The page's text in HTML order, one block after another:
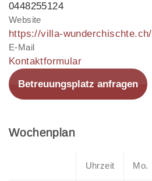
0448255124
Website
https://villa-wunderchischte.ch/
E-Mail
Kontaktformular
Betreuungsplatz anfragen
Wochenplan
Uhrzeit Mo.